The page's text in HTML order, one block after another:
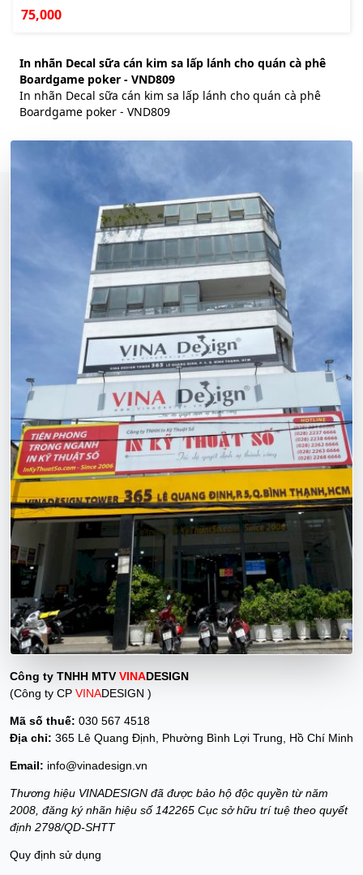
75,000
In nhãn Decal sữa cán kim sa lấp lánh cho quán cà phê
Boardgame poker - VND809
In nhãn Decal sữa cán kim sa lấp lánh cho quán cà phê
Boardgame poker - VND809
Công ty TNHH MTVVINADESIGN
(Công ty CP VINADESIGN )
Mã số thuế: 030 567 4518
Địa chỉ: 365 Lê Quang Định, Phường Bình Lợi Trung, Hồ Chí Minh
Email: info@vinadesign.vn
Thương hiệu VINADESIGN đã được bảo hộ độc quyền từ năm
2008, đăng ký nhãn hiệu số 142265 Cục sở hữu trí tuệ theo quyết
định 2798/QD-SHTT
Quy định sử dụng